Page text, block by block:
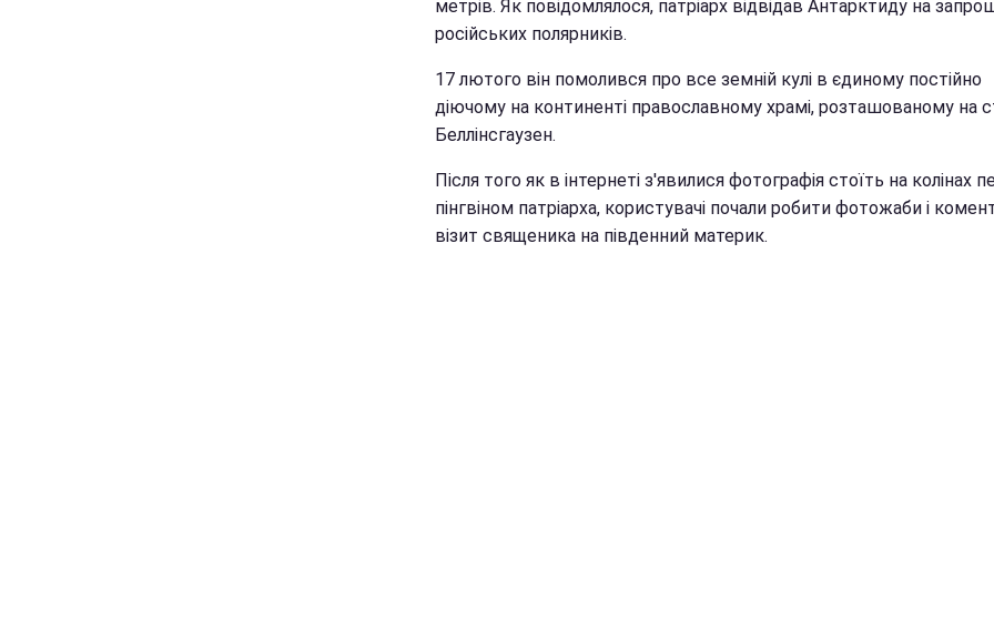
метрів. Як повідомлялося, патріарх відвідав Антарктиду на
російських полярників.
17 лютого він помолився про все земній кулі в єдиному постійно
діючому на континенті православному храмі, розташованому на
Беллінсгаузен.
Після того як в інтернеті з'явилися фотографія стоїть на колінах
пінгвіном патріарха, користувачі почали робити фотожаби і
візит священика на південний материк.